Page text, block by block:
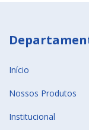
Início
Nossos Produtos
Institucional